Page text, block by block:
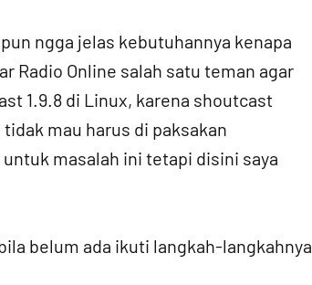
ngga jelas kebutuhannya kenapa
Radio Online salah satu teman agar
1.9.8 di Linux, karena shoutcast
mau harus di paksakan
masalah ini tetapi disini saya
belum ada ikuti langkah-langkahnya